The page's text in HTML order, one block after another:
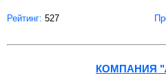
Рейтинг: 527
КОМПАНИЯ